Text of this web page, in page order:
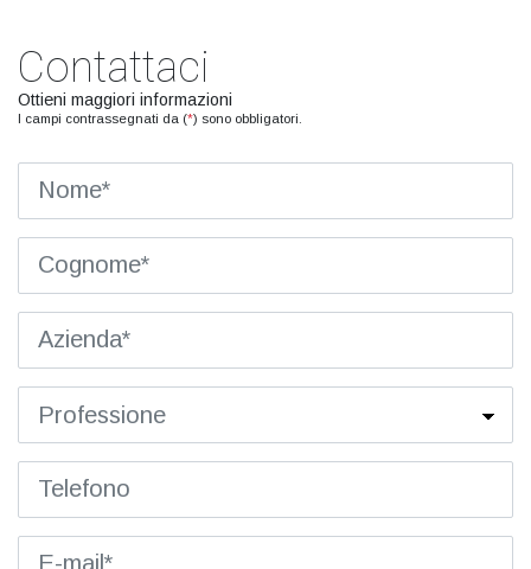
Contattaci
Ottieni maggiori informazioni
I campi contrassegnati da (*) sono obbligatori.